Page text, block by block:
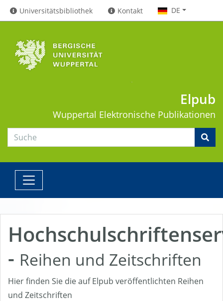
Universitätsbibliothek Kontakt DE
Elpub
Wuppertal Elektronische Publikationen
- Reihen und Zeitschriften
Hier finden Sie die auf Elpub veröffentlichten Reihen
und Zeitschriften